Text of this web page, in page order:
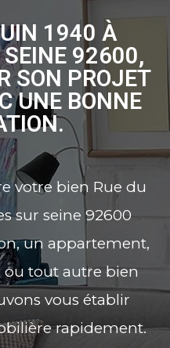
1940 À
SEINE 92600,
SON PROJET
UNE BONNE
votre bien Rue du
sur seine 92600
un appartement,
tout autre bien
vous établir
rapidement.